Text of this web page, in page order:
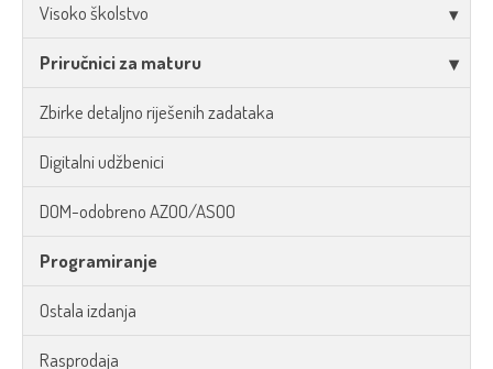
Visoko školstvo
Priručnici za maturu
Zbirke detaljno riješenih zadataka
Digitalni udžbenici
DOM-odobreno AZOO/ASOO
Programiranje
Ostala izdanja
Rasprodaja